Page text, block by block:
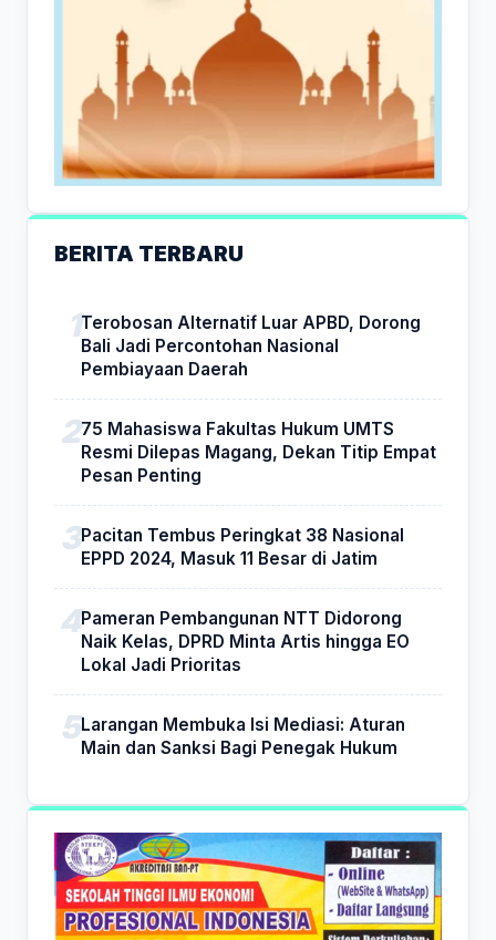
BERITA TERBARU
Terobosan Alternatif Luar APBD, Dorong
Bali Jadi Percontohan Nasional
Pembiayaan Daerah
75 Mahasiswa Fakultas Hukum UMTS
Resmi Dilepas Magang, Dekan Titip Empat
Pesan Penting
Pacitan Tembus Peringkat 38 Nasional
EPPD 2024, Masuk 11 Besar di Jatim
Pameran Pembangunan NTT Didorong
Naik Kelas, DPRD Minta Artis hingga EO
Lokal Jadi Prioritas
Larangan Membuka Isi Mediasi: Aturan
Main dan Sanksi Bagi Penegak Hukum